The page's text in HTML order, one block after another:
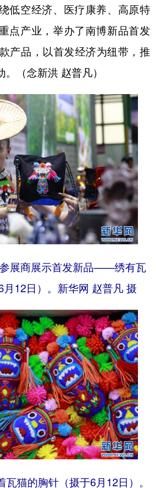
低空经济、医疗康养、高原特
点产业，举办了南博新品首发
产品，以首发经济为纽带，推
（念新洪 赵普凡）
展商展示首发新品——绣有瓦
12日）。新华网 赵普凡 摄
猫的胸针（摄于6月12日）。